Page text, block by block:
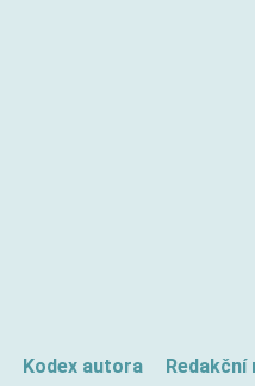
Kodex autora Redakční